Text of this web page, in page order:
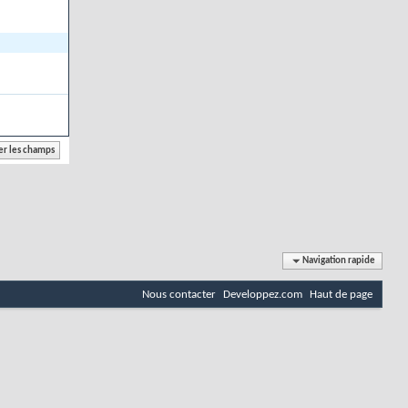
Navigation rapide
Nous contacter Developpez.com Haut de page